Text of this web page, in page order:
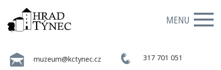
MENU
muzeum@kctynec.cz 317 701 051